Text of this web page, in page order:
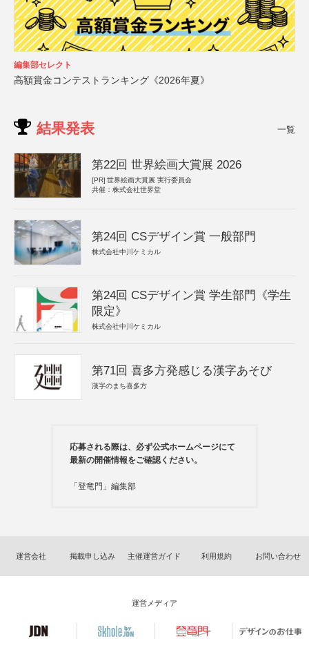
編集部セレクト
高額賞金コンテストランキング《2026年夏》
結果発表 一覧
第22回 世界絵画大賞展 2026
[PR] 世界絵画大賞展 実行委員会
共催：株式会社世界堂
第24回 CSデザイン賞 一般部門
株式会社中川ケミカル
第24回 CSデザイン賞 学生部門《学生
限定》
株式会社中川ケミカル
第71回 喜多方発感じる漢字あそび
漢字のまち喜多方
応募される際は、必ず公式ホームページにて
最新の開催情報をご確認ください。
「登竜門」編集部
運営会社 掲載申し込み 主催運営ガイド 利用規約 お問い合わせ
運営メディア